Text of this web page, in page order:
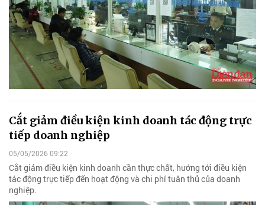
Cắt giảm điều kiện kinh doanh tác động trực
tiếp doanh nghiệp
05/05/2026 09:22
Cắt giảm điều kiện kinh doanh cần thực chất, hướng tới điều kiện
tác động trực tiếp đến hoạt động và chi phí tuân thủ của doanh
nghiệp.